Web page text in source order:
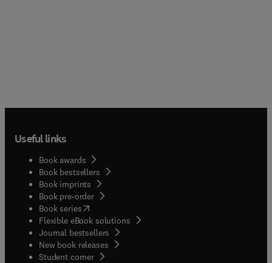
Useful links
Book awards
Book bestsellers
Book imprints
Book pre-order
Book series(opens in new tab/window
Flexible eBook solutions
Journal bestsellers
New book releases
Student corner( opens in new tab/window